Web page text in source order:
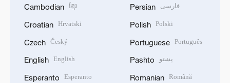
Cambodian ខ្មែរ
Croatian Hrvatski
Czech Český
English English
Esperanto Esperanto
Persian فارسی
Polish Polski
Portuguese Português
Pashto پښتو
Romanian Română